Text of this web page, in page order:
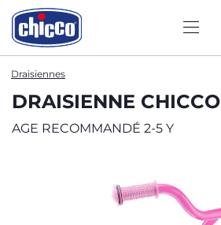
Draisiennes
DRAISIENNE CHICCO
AGE RECOMMANDÉ 2-5 Y